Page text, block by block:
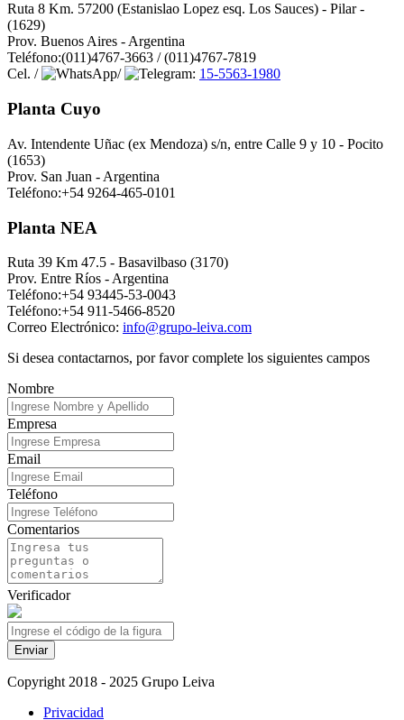
Ruta 8 Km. 57200 (Estanislao Lopez esq. Los Sauces) - Pilar -
(1629)
Prov. Buenos Aires - Argentina
Teléfono:(011)4767-3663 / (011)4767-7819
Cel. /
/ : 15-5563-1980
Planta Cuyo
Av. Intendente Uñac (ex Mendoza) s/n, entre Calle 9 y 10 - Pocito
(1653)
Prov. San Juan - Argentina
Teléfono:+54 9264-465-0101
Planta NEA
Ruta 39 Km 47.5 - Basavilbaso (3170)
Prov. Entre Ríos - Argentina
Teléfono:+54 93445-53-0043
Teléfono:+54 911-5466-8520
Correo Electrónico: info@grupo-leiva.com
Si desea contactarnos, por favor complete los siguientes campos
Nombre
Empresa
Email
Teléfono
Comentarios
Verificador
Enviar
Copyright 2018 - 2025 Grupo Leiva
Privacidad